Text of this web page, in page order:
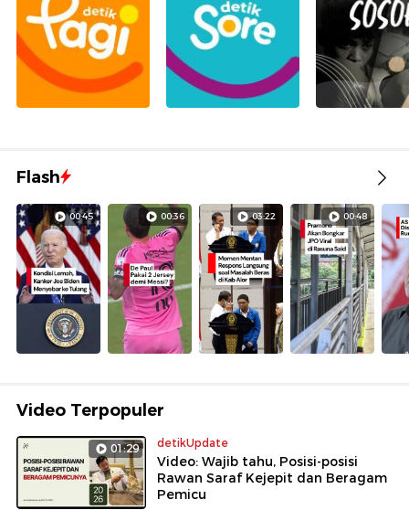
Flash
00:45 00:36 03:22 00:48
Video Terpopuler
01:29 detikUpdate
Video: Wajib tahu, Posisi-posisi
Rawan Saraf Kejepit dan Beragam
Pemicu